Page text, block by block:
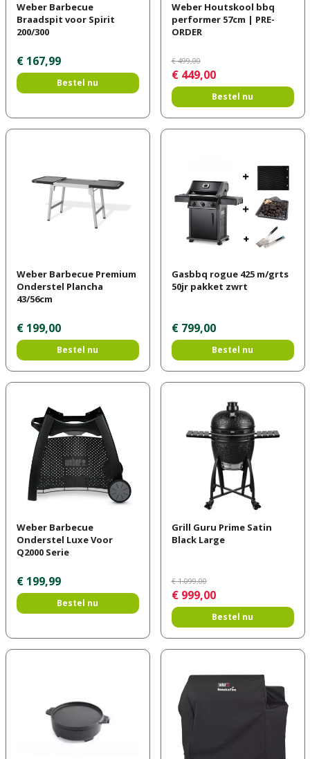
Weber Barbecue
Braadspit voor Spirit
200/300
€ 167,99
Bestel nu
Weber Houtskool bbq
performer 57cm | PRE-
ORDER
€ 499,00
€ 449,00
Bestel nu
Weber Barbecue Premium
Onderstel Plancha
43/56cm
€ 199,00
Bestel nu
Gasbbq rogue 425 m/grts
50jr pakket zwrt
€ 799,00
Bestel nu
Weber Barbecue
Onderstel Luxe Voor
Q2000 Serie
€ 199,99
Bestel nu
Grill Guru Prime Satin
Black Large
€ 1.099,00
€ 999,00
Bestel nu